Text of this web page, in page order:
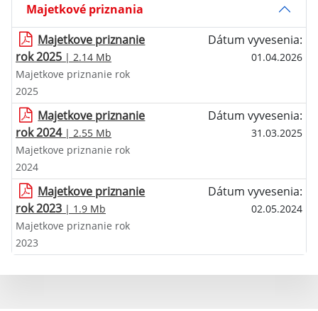
Majetkové priznania
Majetkove priznanie
rok 2025 | 2.14 Mb
Dátum vyvesenia:
01.04.2026
Majetkove priznanie rok
2025
Majetkove priznanie
rok 2024| 2.55 Mb
Dátum vyvesenia:
31.03.2025
Majetkove priznanie rok
2024
Majetkove priznanie
rok 2023 | 1.9 Mb
Dátum vyvesenia:
02.05.2024
Majetkove priznanie rok
2023